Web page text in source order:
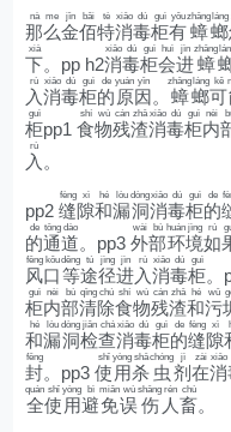
那
nà
么
me
金
jīn
佰
bǎi
特
tè
消
xiāo
毒
dú
柜
guì
有
yǒu
蟑
zhāng
螂
láng
下
xià
。pp h2消
xiāo
毒
dú
柜
guì
会
huì
进
jìn
蟑
zhāng
入
rù
消
xiāo
毒
dú
柜
guì
的
de
原
yuán
因
yīn
。 蟑
zhāng
螂
láng
可
kě
柜
guì
pp1食
shí
物
wù
残
cán
渣
zhā
消
xiāo
毒
dú
柜
guì
内
nèi
入
rù
。
pp2缝
fèng
隙
xì
和
hé
漏
lòu
洞
dòng
消
xiāo
毒
dú
柜
guì
的
de
的
de
通
tōng
道
dào
。pp3外
wài
部
bù
环
huán
境
jìng
如
rú
风
fēng
口
kǒu
等
děng
途
tú
径
jìng
进
jìn
入
rù
消
xiāo
毒
dú
柜
guì
。
柜
guì
内
nèi
部
bù
清
qīng
除
chú
食
shí
物
wù
残
cán
渣
zhā
和
hé
污
wū
和
hé
漏
lòu
洞
dòng
检
jiǎn
查
chá
消
xiāo
毒
dú
柜
guì
的
de
缝
fèng
隙
xì
封
fēng
。pp3使
shǐ
用
yòng
杀
shā
虫
chóng
剂
jì
在
zài
消
xiāo
全
quán
使
shǐ
用
yòng
避
bì
免
miǎn
误
wù
伤
shāng
人
rén
畜
chù
。